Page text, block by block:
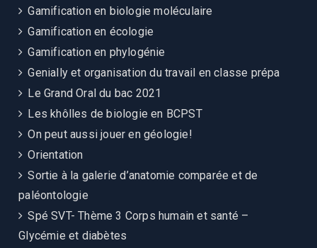
Gamification en biologie moléculaire
Gamification en écologie
Gamification en phylogénie
Genially et organisation du travail en classe prépa
Le Grand Oral du bac 2021
Les khôlles de biologie en BCPST
On peut aussi jouer en géologie!
Orientation
Sortie à la galerie d’anatomie comparée et de
paléontologie
Spé SVT- Thème 3 Corps humain et santé –
Glycémie et diabètes